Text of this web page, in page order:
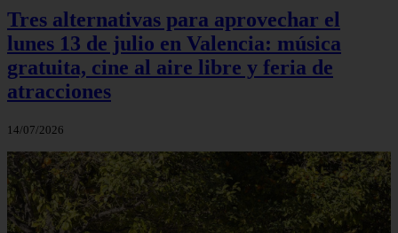
Tres alternativas para aprovechar el
lunes 13 de julio en Valencia: música
gratuita, cine al aire libre y feria de
atracciones
14/07/2026